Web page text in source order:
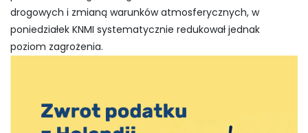
drogowych i zmianą warunków atmosferycznych, w
poniedziałek KNMI systematycznie redukował jednak
poziom zagrożenia.